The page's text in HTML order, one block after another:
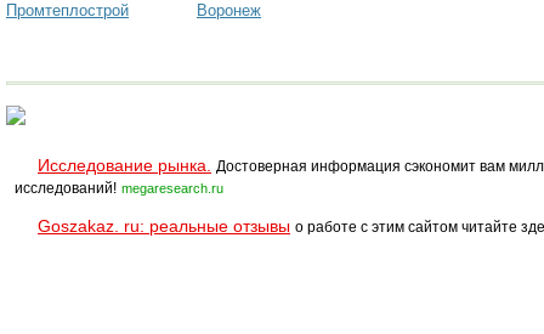
Промтеплострой
Воронеж
Исследование рынка.
Достоверная информация сэкономит вам
исследований! megaresearch.ru
Goszakaz. ru: реальные отзывы о работе с этим сайтом читайте